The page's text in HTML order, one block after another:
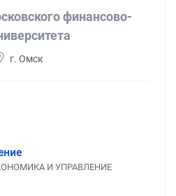
финансово-
г. Омск
И УПРАВЛЕНИЕ